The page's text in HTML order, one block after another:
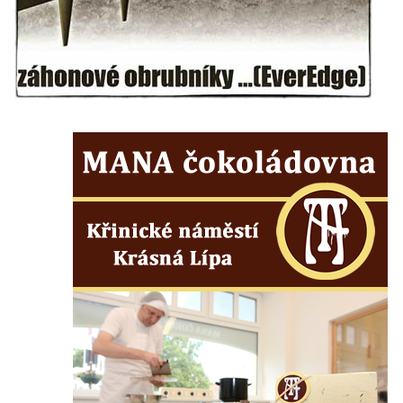
Vyhlídka nad jezírkem v Srbské Kamenici
Vyhlídka Jaroslava Srby
Výšina královny Vilemíny
Vyhlídka u kostela svaté Barbory v Dubici
Vyhlídka Václava Krčila
Pražská)
Skalní brána Lesní kaple
Císařský výhled (Kvádrberk, Stoličná hora)
Vyhlídka Labská stráž
Růžová vyhlídka nad kaňonem Labe
Vyhlídky na trase Naučné stezky Větruše-